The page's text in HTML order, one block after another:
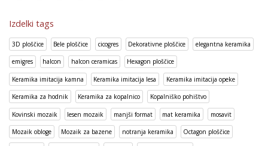
Izdelki tags
3D ploščice Bele ploščice cicogres Dekorativne ploščice elegantna keramika
emigres halcon halcon ceramicas Hexagon ploščice
Keramika imitacija kamna Keramika imitacija lesa Keramika imitacija opeke
Keramika za hodnik Keramika za kopalnico Kopalniško pohištvo
Kovinski mozaik lesen mozaik manjši format mat keramika mosavit
Mozaik obloge Mozaik za bazene notranja keramika Octagon ploščice